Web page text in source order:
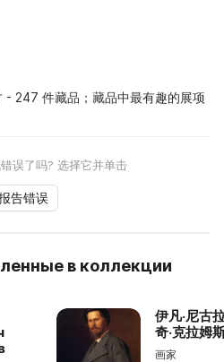
247 件藏品；藏品中最有趣的展项
误了吗? 选择它并单击
告错误
в коллекции
伊凡·尼古
奇·克拉姆
画家